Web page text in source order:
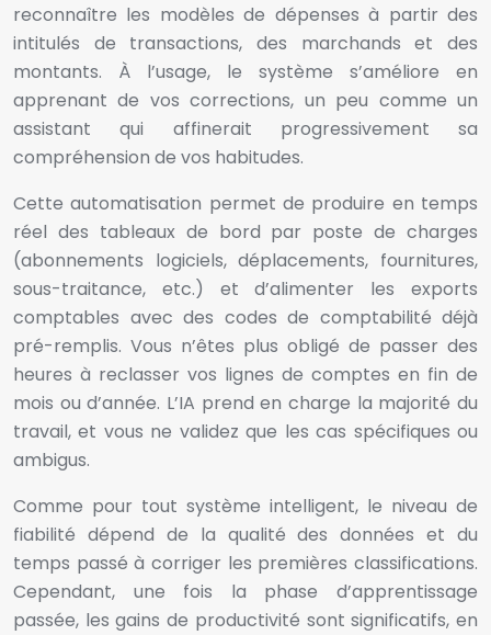
reconnaître les modèles de dépenses à partir des
intitulés de transactions, des marchands et des
montants. À l’usage, le système s’améliore en
apprenant de vos corrections, un peu comme un
assistant qui affinerait progressivement sa
compréhension de vos habitudes.
Cette automatisation permet de produire en temps
réel des tableaux de bord par poste de charges
(abonnements logiciels, déplacements, fournitures,
sous-traitance, etc.) et d’alimenter les exports
comptables avec des codes de comptabilité déjà
pré-remplis. Vous n’êtes plus obligé de passer des
heures à reclasser vos lignes de comptes en fin de
mois ou d’année. L’IA prend en charge la majorité du
travail, et vous ne validez que les cas spécifiques ou
ambigus.
Comme pour tout système intelligent, le niveau de
fiabilité dépend de la qualité des données et du
temps passé à corriger les premières classifications.
Cependant, une fois la phase d’apprentissage
passée, les gains de productivité sont significatifs, en